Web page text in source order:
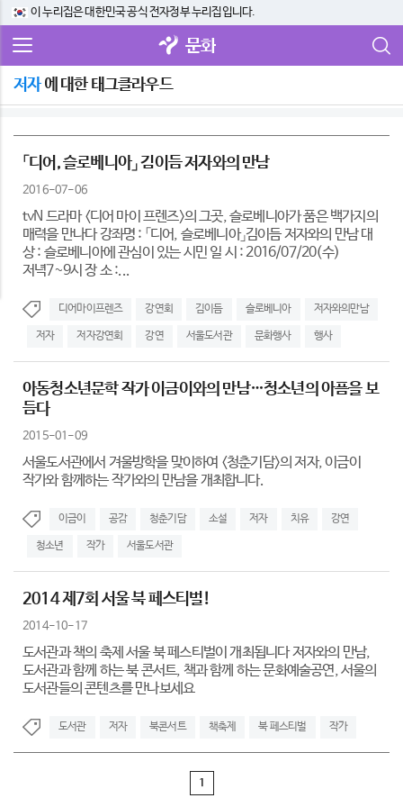
이 누리집은 대한민국 공식 전자정부 누리집입니다.
문화
저자에 대한 태그클라우드
「디어, 슬로베니아」 김이듬 저자와의 만남
2016-07-06
tvN 드라마 <디어 마이 프렌즈>의 그곳, 슬로베니아가 품은 백가지의
매력을 만나다 강좌명 : 「디어, 슬로베니아」김이듬 저자와의 만남 대
상 : 슬로베니아에 관심이 있는 시민 일 시 : 2016/07/20(수)
저녁7~9시 장 소 :...
디어마이프렌즈 강연회 김이듬 슬로베니아 저자와의만남
저자 저자강연회 강연 서울도서관 문화행사 행사
아동청소년문학 작가 이금이와의 만남…청소년의 아픔을 보
듬다
2015-01-09
서울도서관에서 겨울방학을 맞이하여 <청춘기담>의 저자, 이금이
작가와 함께하는 작가와의 만남을 개최합니다.
이금이 공감 청춘기담 소설 저자 치유 강연
청소년 작가 서울도서관
2014 제7회 서울 북 페스티벌!
2014-10-17
도서관과 책의 축제 서울 북 페스티벌이 개최됩니다 저자와의 만남,
도서관과 함께 하는 북 콘서트, 책과 함께 하는 문화예술공연, 서울의
도서관들의 콘텐츠를 만나보세요
도서관 저자 북콘서트 책축제 북 페스티벌 작가
1